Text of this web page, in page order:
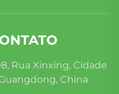
Rua Xinxing, Cidade
China